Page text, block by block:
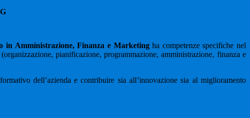
in Amministrazione, Finanza e Marketingha competenze specifiche nel
(organizzazione, pianificazione, programmazione, amministrazione, finanza e
dell’azienda e contribuire sia all’innovazione sia al miglioramento